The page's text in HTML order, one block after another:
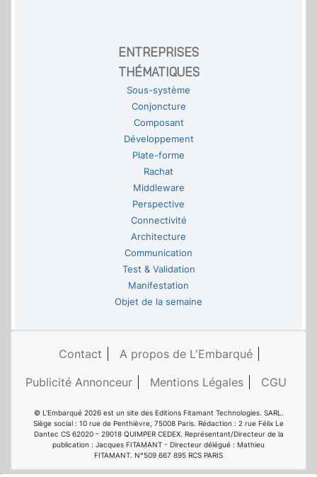
ENTREPRISES
THÉMATIQUES
Sous-système
Conjoncture
Composant
Développement
Plate-forme
Rachat
Middleware
Perspective
Connectivité
Architecture
Communication
Test & Validation
Manifestation
Objet de la semaine
Contact
A propos de L'Embarqué
Publicité Annonceur
Mentions Légales CGU
© L'Embarqué 2026 est un site des Editions Fitamant Technologies. SARL.
Siège social : 10 rue de Penthièvre, 75008 Paris. Rédaction : 2 rue Félix Le
Dantec CS 62020 – 29018 QUIMPER CEDEX. Représentant/Directeur de la
publication : Jacques FITAMANT - Directeur délégué : Mathieu
FITAMANT. N°509 667 895 RCS PARIS